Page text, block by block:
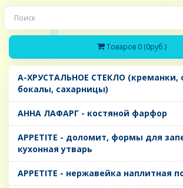
Товаров 0 (0руб.)
A-ХРУСТАЛЬНОЕ СТЕКЛО (креманки,
бокалы, сахарницы)
AHHA ЛАФАРГ - костяной фарфор
APPETITE - доломит, формы для
кухонная утварь
APPETITE - нержавейка наплитная